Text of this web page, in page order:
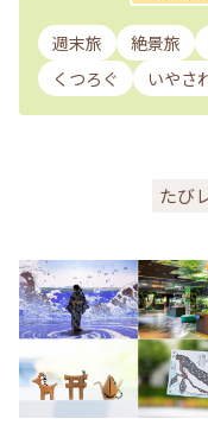
週末旅 絶景旅
くつろぐ
いやさ
たび